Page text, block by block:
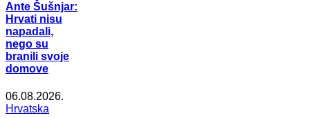
Ante Šušnjar:
Hrvati nisu
napadali,
nego su
branili svoje
domove
06.08.2026.
Hrvatska